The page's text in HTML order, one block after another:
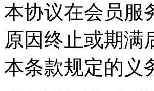
本协议在会员服
原因终止或期满
本条款规定的义